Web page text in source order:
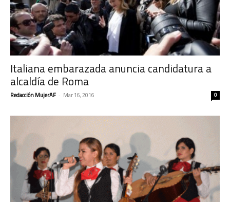
Italiana embarazada anuncia candidatura a
alcaldía de Roma
Redacción MujerAF - Mar 16, 2016 0